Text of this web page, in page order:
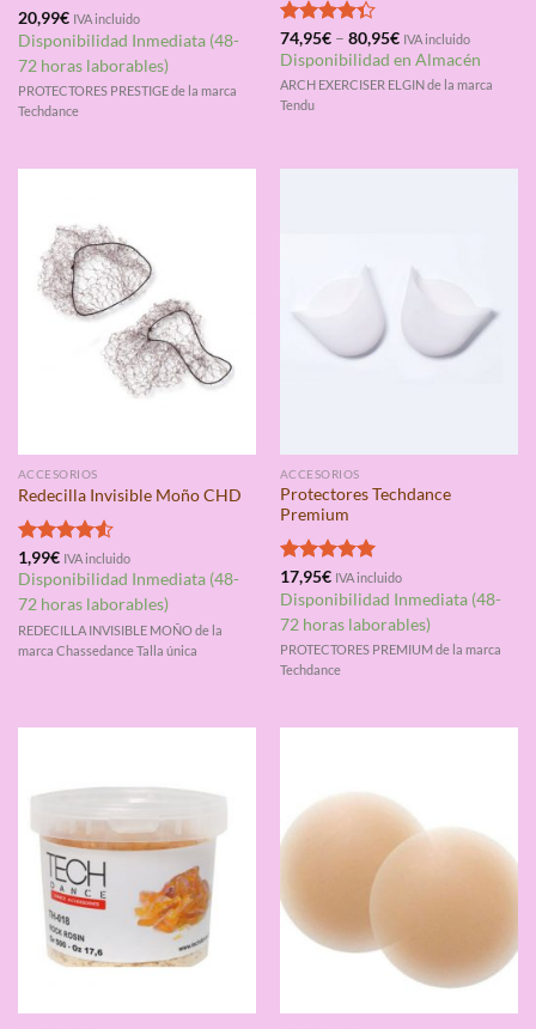
Valorado
con4.33
de 5
20,99€ IVA incluido
Disponibilidad Inmediata (48-
72 horas laborables)
PROTECTORES PRESTIGE de la marca
Techdance
Valorado
con4.33
de 5
74,95€– 80,95€ IVA incluido
Disponibilidad en Almacén
ARCH EXERCISER ELGIN de la marca
Tendu
ACCESORIOS
Redecilla Invisible Moño CHD
Valorado
con4.50
de 5
1,99€ IVA incluido
Disponibilidad Inmediata (48-
72 horas laborables)
REDECILLA INVISIBLE MOÑO de la
marca Chassedance Talla única
ACCESORIOS
Protectores Techdance
Premium
Valorado
con5.00
de 5
17,95€ IVA incluido
Disponibilidad Inmediata (48-
72 horas laborables)
PROTECTORES PREMIUM de la marca
Techdance